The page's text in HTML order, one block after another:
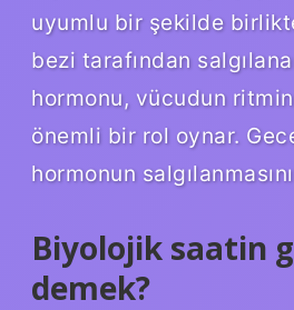
uyumlu bir şekilde
bezi tarafından
hormonu, vücudun
önemli bir rol oynar.
hormonun
Biyolojik saatin
demek?